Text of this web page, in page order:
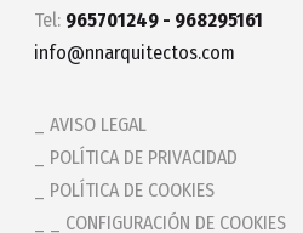
Tel: 965701249 - 968295161
info@nnarquitectos.com
AVISO LEGAL
POLÍTICA DE PRIVACIDAD
POLÍTICA DE COOKIES
_ CONFIGURACIÓN DE COOKIES